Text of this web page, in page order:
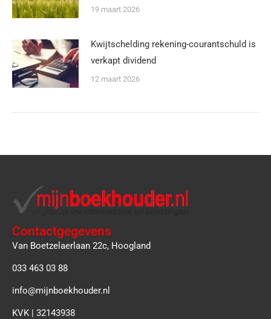
19 maart 2026
Kwijtschelding rekening-courantschuld is
verkapt dividend
12 maart 2026
Contactgegevens
Van Boetzelaerlaan 22c, Hoogland
033 463 03 88
info@mijnboekhouder.nl
KVK | 32143938